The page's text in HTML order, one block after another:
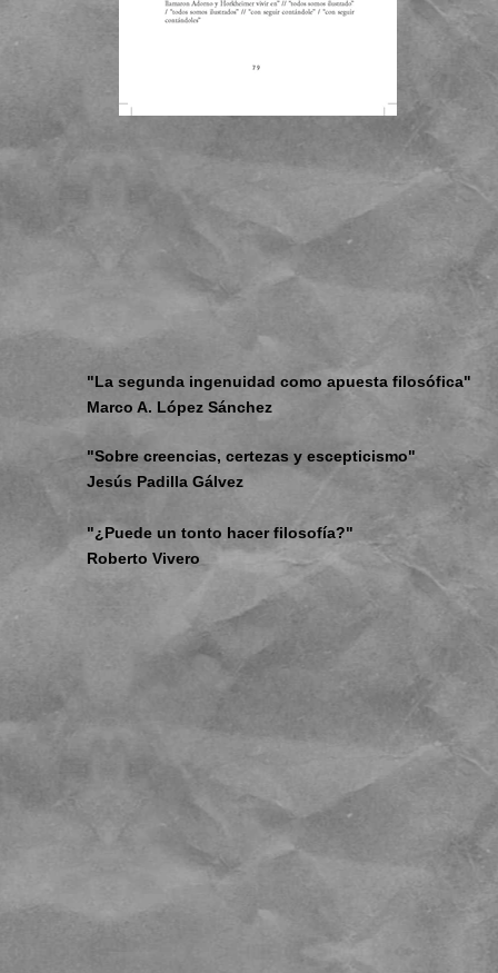
"La segunda ingenuidad como apuesta filosófica"
Marco A. López Sánchez
"Sobre creencias, certezas y escepticismo"
Jesús Padilla Gálvez
"¿Puede un tonto hacer filosofía?"
Roberto Vivero